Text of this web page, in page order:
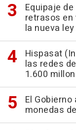
Equipaje
retrasos en
la nueva
Hispasat
las redes
1.600
El
monedas